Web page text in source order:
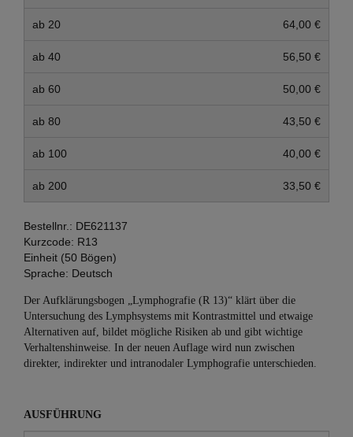
ab 20 64,00 €
ab 40 56,50 €
ab 60 50,00 €
ab 80 43,50 €
ab 100 40,00 €
ab 200 33,50 €
Bestellnr.: DE621137
Kurzcode: R13
Einheit (50 Bögen)
Sprache: Deutsch
Der Aufklärungsbogen „Lymphografie (R 13)“ klärt über die
Untersuchung des Lymphsystems mit Kontrastmittel und etwaige
Alternativen auf, bildet mögliche Risiken ab und gibt wichtige
Verhaltenshinweise. In der neuen Auflage wird nun zwischen
direkter, indirekter und intranodaler Lymphografie unterschieden.
AUSFÜHRUNG